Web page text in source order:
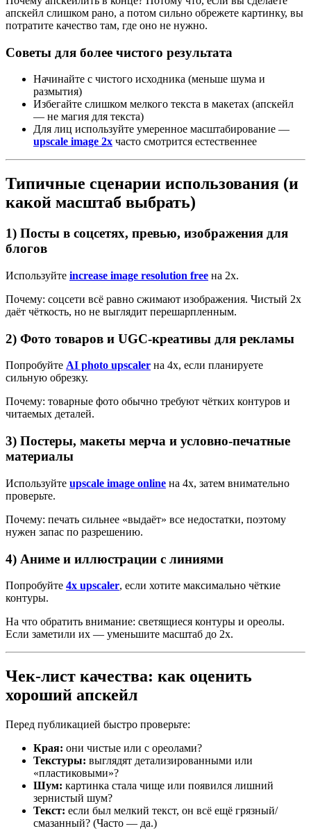
апскейл слишком рано, а потом сильно обрежете картинку, вы
потратите качество там, где оно не нужно.
Советы для более чистого результата
Начинайте с чистого исходника (меньше шума и
размытия)
Избегайте слишком мелкого текста в макетах (апскейл
— не магия для текста)
Для лиц используйте умеренное масштабирование —
upscale image 2x часто смотрится естественнее
Типичные сценарии использования (и
какой масштаб выбрать)
1) Посты в соцсетях, превью, изображения для
блогов
Используйте increase image resolution free на 2x.
Почему: соцсети всё равно сжимают изображения. Чистый 2x
даёт чёткость, но не выглядит перешарпленным.
2) Фото товаров и UGC-креативы для рекламы
Попробуйте AI photo upscaler на 4x, если планируете
сильную обрезку.
Почему: товарные фото обычно требуют чётких контуров и
читаемых деталей.
3) Постеры, макеты мерча и условно-печатные
материалы
Используйте upscale image online на 4x, затем внимательно
проверьте.
Почему: печать сильнее «выдаёт» все недостатки, поэтому
нужен запас по разрешению.
4) Аниме и иллюстрации с линиями
Попробуйте 4x upscaler, если хотите максимально чёткие
контуры.
На что обратить внимание: светящиеся контуры и ореолы.
Если заметили их — уменьшите масштаб до 2x.
Чек-лист качества: как оценить
хороший апскейл
Перед публикацией быстро проверьте:
Края: они чистые или с ореолами?
Текстуры: выглядят детализированными или
«пластиковыми»?
Шум: картинка стала чище или появился лишний
зернистый шум?
Текст: если был мелкий текст, он всё ещё грязный/
смазанный? (Часто — да.)